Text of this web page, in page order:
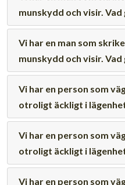
munskydd och visir. Vad
Vi har en man som
munskydd och visir. Vad
Vi har en person som
otroligt äckligt i
Vi har en person som
otroligt äckligt i
Vi har en person som